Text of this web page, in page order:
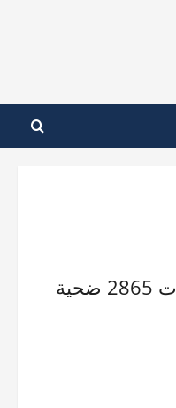
وثّق المرصد السوري لحقوق الإنسان العثور على 50 مقبرة جماعية ضمن رفات 2865 ضحية